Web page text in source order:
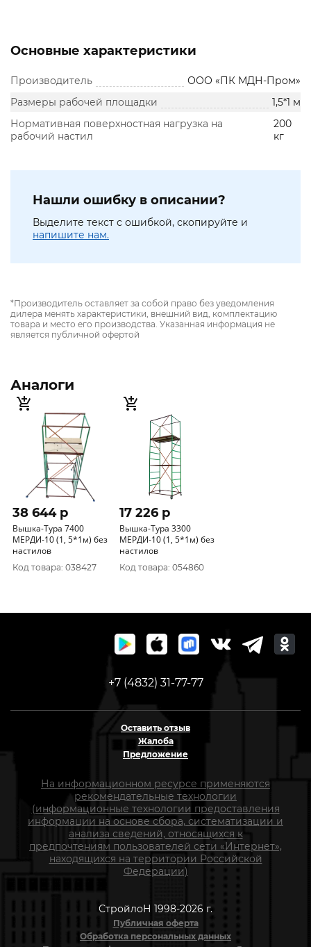
Основные характеристики
Производитель
ООО «ПК МДН-Пром»
Размеры рабочей площадки
1,5*1 м
Нормативная поверхностная нагрузка на
рабочий настил
200
кг
Нашли ошибку в описании?
Выделите текст с ошибкой, скопируйте и
напишите нам.
*Производитель оставляет за собой право без уведомления
дилера менять характеристики, внешний вид, комплектацию
товара и место его производства. Указанная информация не
является публичной офертой
Аналоги
38 644 p
Вышка-Тура 7400
МЕРДИ-10 (1, 5*1м) без
настилов
Код товара: 038427
17 226 p
Вышка-Тура 3300
МЕРДИ-10 (1, 5*1м) без
настилов
Код товара: 054860
+7 (4832) 31-77-77
Оставить отзыв
Жалоба
Предложение
На информационном ресурсе применяются
рекомендательные технологии
(информационные технологии предоставления
информации на основе сбора, систематизации и
анализа сведений, относящихся к
предпочтениям пользователей сети «Интернет»,
находящихся на территории Российской
Федерации)
СтройлоН 1998-2026 г.
Публичная оферта
Обработка персональных данных